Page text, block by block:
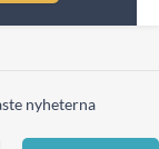
nyheterna